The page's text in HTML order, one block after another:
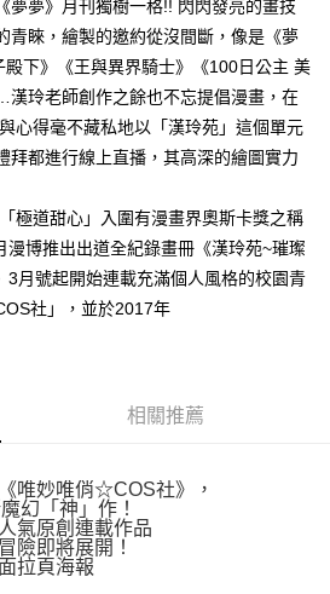
先享後付 」之結帳頁面顯示為準，若有關於
退款等相關疑問，請聯繫「AFTEE先享後付
公司提供之「AFTEE先享後付」服務完成之交
提供個人資料，並將交易相關給付款項請求債
司。
瀏覽以下網址：
法定代理人或監護人之同意方可使用
同意申辦者引起之損失，本公司不負相關責
時，將依據個別帳號之用戶狀況，依本公司即
仍有額度不足之情形，本公司將視審查結果
以上)免運費
以上)免運費
上)免運費
以上)免運費
夢夢》月刊獨樹一格!! 閃閃發亮的畫技
青睞，繪製的邀約從沒間斷，像是《夢
下》《王與異界騎士》《100日公主 美
玲老師創作之餘也不忘提倡漫畫，在
心得毫不藏私地以「漢玲苑」這個單元
拜都進行線上直播，其高深的繪圖實力
極道甜心」入圍有漫畫界奧斯卡獎之稱
漫博推出出道全紀錄畫冊《漢玲苑~璀璨
3月號起開始連載充滿個人風格的校園青
社」，並於2017年
相關推薦
唯妙唯俏☆COS社》，
幻「神」作！
氣原創連載作品
險即將展開！
拉頁海報